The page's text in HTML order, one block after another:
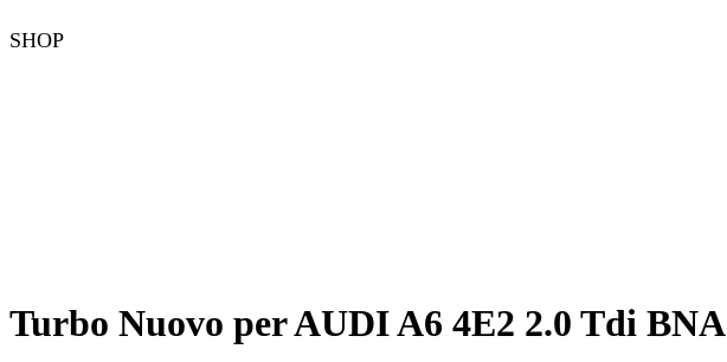
SHOP
Turbo Nuovo per AUDI A6 4E2 2.0 Tdi BNA